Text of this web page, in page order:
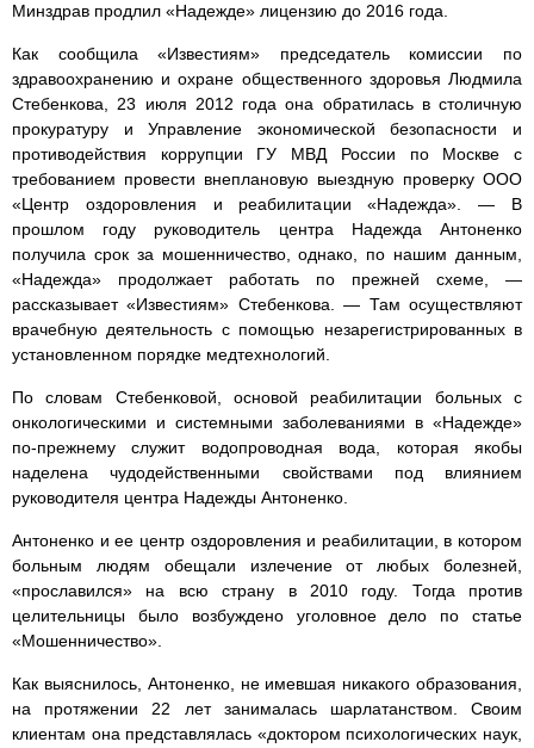
Минздрав продлил «Надежде» лицензию до 2016 года.
Как сообщила «Известиям» председатель комиссии по
здравоохранению и охране общественного здоровья Людмила
Cтебенкова, 23 июля 2012 года она обратилась в столичную
прокуратуру и Управление экономической безопасности и
противодействия коррупции ГУ МВД России по Москве с
требованием провести внеплановую выездную проверку ООО
«Центр оздоровления и реабилитации «Надежда». — В
прошлом году руководитель центра Надежда Антоненко
получила срок за мошенничество, однако, по нашим данным,
«Надежда» продолжает работать по прежней схеме, —
рассказывает «Известиям» Стебенкова. — Там осуществляют
врачебную деятельность с помощью незарегистрированных в
установленном порядке медтехнологий.
По словам Стебенковой, основой реабилитации больных с
онкологическими и системными заболеваниями в «Надежде»
по-прежнему служит водопроводная вода, которая якобы
наделена чудодейственными свойствами под влиянием
руководителя центра Надежды Антоненко.
Антоненко и ее центр оздоровления и реабилитации, в котором
больным людям обещали излечение от любых болезней,
«прославился» на всю страну в 2010 году. Тогда против
целительницы было возбуждено уголовное дело по статье
«Мошенничество».
Как выяснилось, Антоненко, не имевшая никакого образования,
на протяжении 22 лет занималась шарлатанством. Своим
клиентам она представлялась «доктором психологических наук,